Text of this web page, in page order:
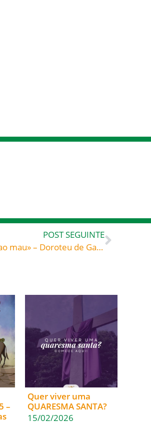
POST SEGUINTE
«Eu, porém, digo-vos: não oponhais resistência ao mau» – Doroteu de Gaza (c. 500-?), monge na Palestina
–
Quer viver uma
QUARESMA SANTA?
15/02/2026